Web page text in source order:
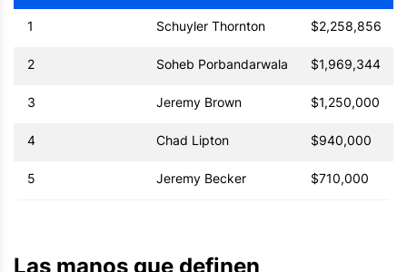
1 Schuyler Thornton $2,258,856
2 Soheb Porbandarwala $1,969,344
3 Jeremy Brown $1,250,000
4 Chad Lipton $940,000
5 Jeremy Becker $710,000
Las manos que definen